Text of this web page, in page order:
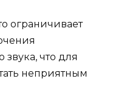
ограничивает
звука, что для
неприятным